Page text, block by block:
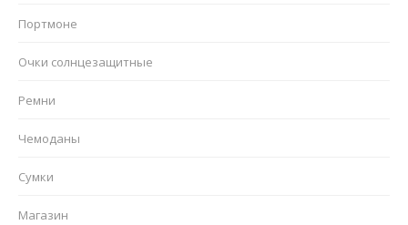
Портмоне
Очки солнцезащитные
Ремни
Чемоданы
Сумки
Магазин